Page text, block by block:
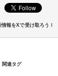
情報をXで受け取ろう！
関連タグ